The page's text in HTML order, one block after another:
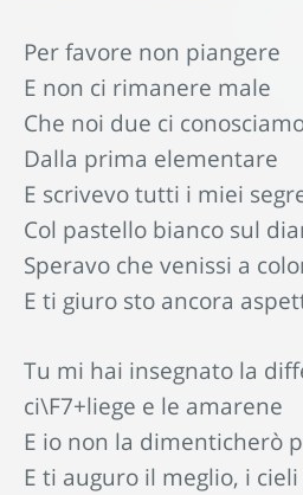
Per favore non piangere
E non ci rimanere male
Che noi due ci
Dalla prima elementare
E scrivevo tutti i miei
Col pastello bianco sul
Speravo che venissi a
E ti giuro sto ancora
Tu mi hai insegnato la
ci\F7+liege e le amarene
E io non la dimenticherò
E ti auguro il meglio, i